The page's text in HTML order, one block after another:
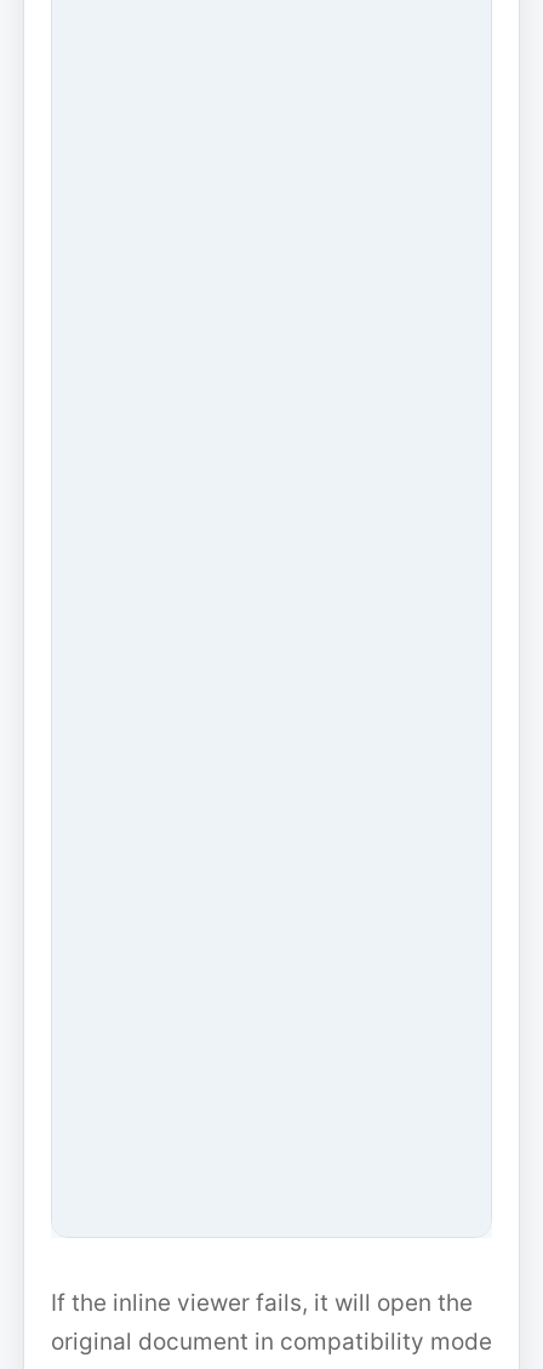
If the inline viewer fails, it will open the
original document in compatibility mode